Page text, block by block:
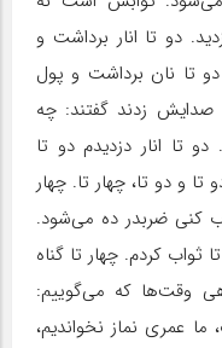
دو تا انار برداشت و
تا نان برداشت و پول
صدایش زدند گفتند: چه
تا انار دزدیدم دو تا
تا و دو تا، چهار تا. چهار
کنی ضربدر ده می‌شود.
کردم. چهار تا گناه
وقت‌ها که می‌گوییم:
عمری نماز نخواندیم،